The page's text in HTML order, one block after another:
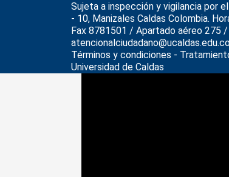
Sujeta a inspección y vigilancia por el
- 10, Manizales Caldas Colombia.
Fax 8781501 / Apartado aéreo 275
Términos y condiciones -
Universidad de Caldas